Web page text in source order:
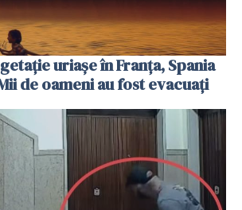
uriașe în Franța, Spania
de oameni au fost evacuați